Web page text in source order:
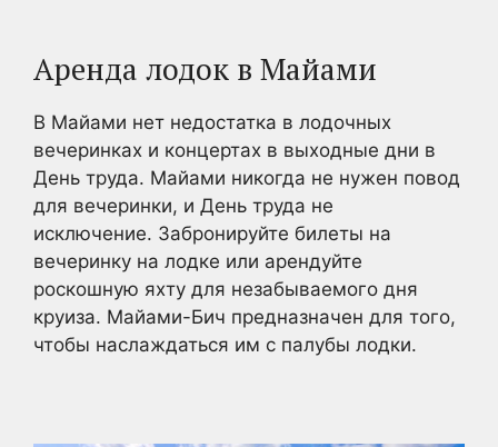
Аренда лодок в Майами
В Майами нет недостатка в лодочных
вечеринках и концертах в выходные дни в
День труда. Майами никогда не нужен повод
для вечеринки, и День труда не
исключение. Забронируйте билеты на
вечеринку на лодке или арендуйте
роскошную яхту для незабываемого дня
круиза. Майами-Бич предназначен для того,
чтобы наслаждаться им с палубы лодки.